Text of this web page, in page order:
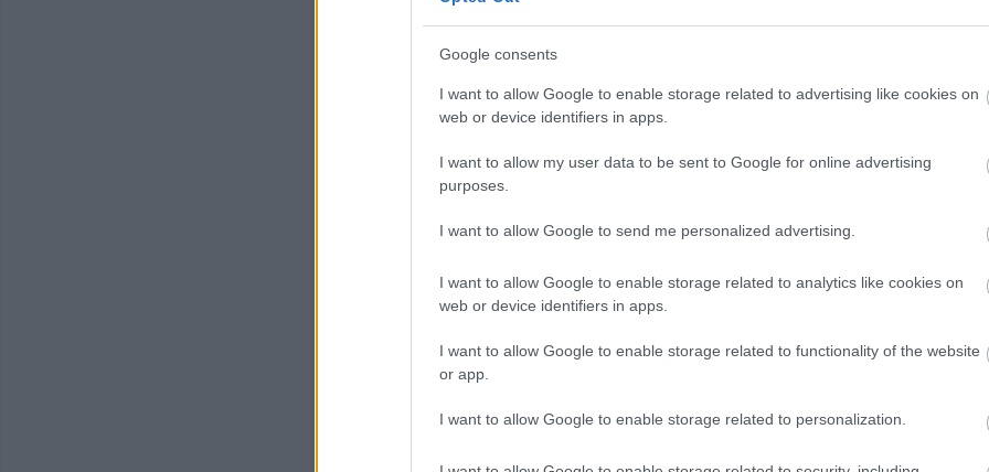
Google consents
I want to allow Google to enable storage related to advertising like cookies on
web or device identifiers in apps.
I want to allow my user data to be sent to Google for online advertising
purposes.
I want to allow Google to send me personalized advertising.
I want to allow Google to enable storage related to analytics like cookies on
web or device identifiers in apps.
I want to allow Google to enable storage related to functionality of the website
or app.
I want to allow Google to enable storage related to personalization.